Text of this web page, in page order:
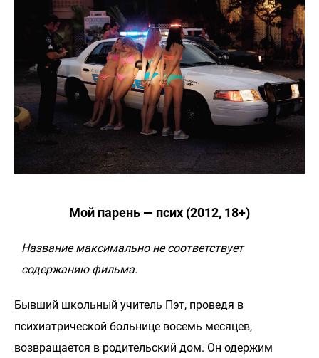
Мой парень — псих (2012, 18+)
Название максимально не соответствует
содержанию фильма.
Бывший школьный учитель Пэт, проведя в
психиатрической больнице восемь месяцев,
возвращается в родительский дом. Он одержим